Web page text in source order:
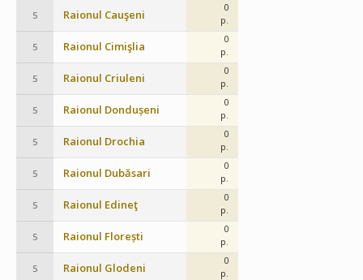
5 Raionul Cauşeni
0
p.
5 Raionul Cimişlia
0
p.
5 Raionul Criuleni
0
p.
5 Raionul Dondușeni
0
p.
5 Raionul Drochia
0
p.
5 Raionul Dubăsari
0
p.
5 Raionul Edineţ
0
p.
5 Raionul Florești
0
p.
5 Raionul Glodeni
0
p.